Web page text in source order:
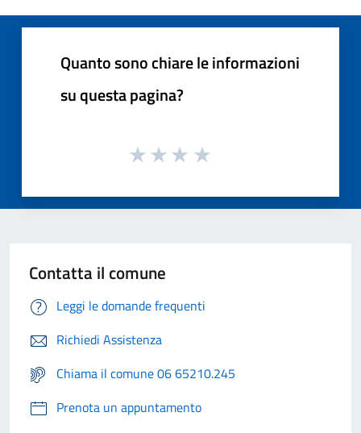
Quanto sono chiare le informazioni
su questa pagina?
Contatta il comune
Leggi le domande frequenti
Richiedi Assistenza
Chiama il comune 06 65210.245
Prenota un appuntamento